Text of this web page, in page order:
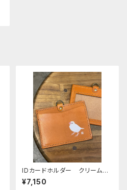
IDカードホルダー クリーム文
鳥 キャメル （ストラップなし）
Camel ぶんちょう ブンチ
¥7,150